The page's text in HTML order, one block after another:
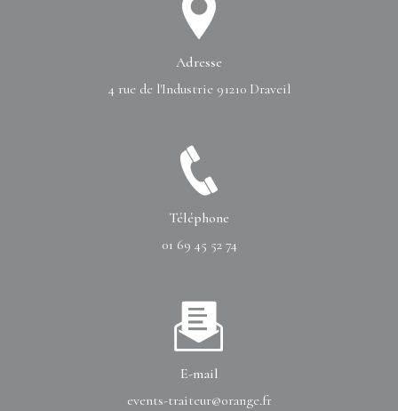
Adresse
4 rue de l'Industrie 91210 Draveil
Téléphone
01 69 45 52 74
E-mail
events-traiteur@orange.fr